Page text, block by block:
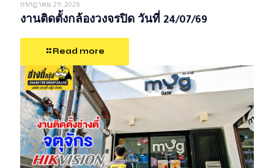
กรกฎาคม 29, 2026
งานติดตั้งกล้องวงจรปิด วันที่ 24/07/69
Read more